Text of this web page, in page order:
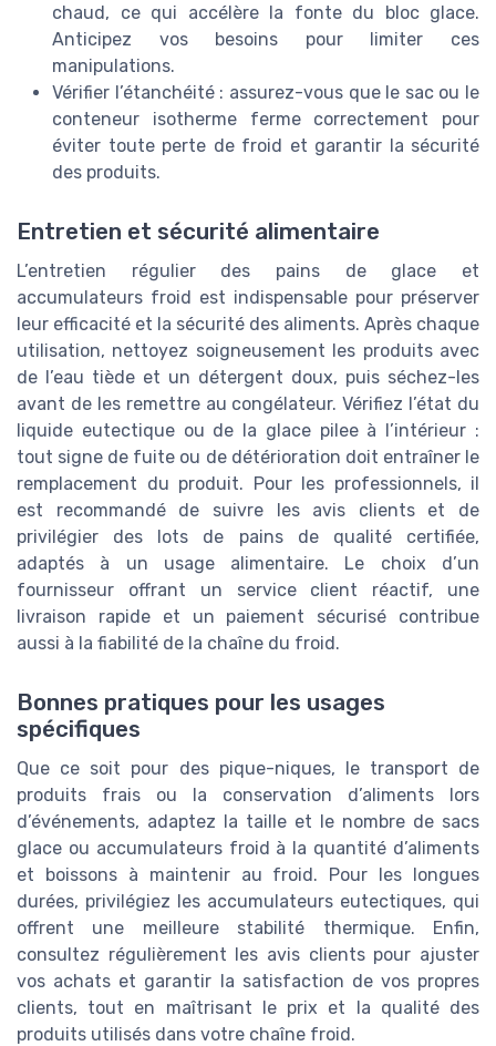
chaud, ce qui accélère la fonte du bloc glace.
Anticipez vos besoins pour limiter ces
manipulations.
Vérifier l’étanchéité : assurez-vous que le sac ou le
conteneur isotherme ferme correctement pour
éviter toute perte de froid et garantir la sécurité
des produits.
Entretien et sécurité alimentaire
L’entretien régulier des pains de glace et
accumulateurs froid est indispensable pour préserver
leur efficacité et la sécurité des aliments. Après chaque
utilisation, nettoyez soigneusement les produits avec
de l’eau tiède et un détergent doux, puis séchez-les
avant de les remettre au congélateur. Vérifiez l’état du
liquide eutectique ou de la glace pilee à l’intérieur :
tout signe de fuite ou de détérioration doit entraîner le
remplacement du produit. Pour les professionnels, il
est recommandé de suivre les avis clients et de
privilégier des lots de pains de qualité certifiée,
adaptés à un usage alimentaire. Le choix d’un
fournisseur offrant un service client réactif, une
livraison rapide et un paiement sécurisé contribue
aussi à la fiabilité de la chaîne du froid.
Bonnes pratiques pour les usages
spécifiques
Que ce soit pour des pique-niques, le transport de
produits frais ou la conservation d’aliments lors
d’événements, adaptez la taille et le nombre de sacs
glace ou accumulateurs froid à la quantité d’aliments
et boissons à maintenir au froid. Pour les longues
durées, privilégiez les accumulateurs eutectiques, qui
offrent une meilleure stabilité thermique. Enfin,
consultez régulièrement les avis clients pour ajuster
vos achats et garantir la satisfaction de vos propres
clients, tout en maîtrisant le prix et la qualité des
produits utilisés dans votre chaîne froid.